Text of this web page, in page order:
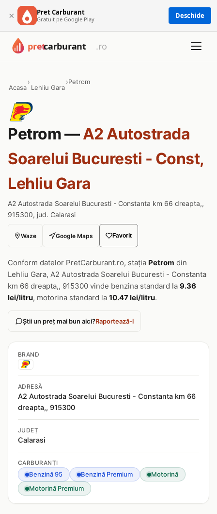
× Pret Carburant
Gratuit pe Google Play Deschide
Acasa
›
Lehliu Gara
›Petrom
Petrom —A2 Autostrada
Soarelui Bucuresti - Const,
Lehliu Gara
A2 Autostrada Soarelui Bucuresti - Constanta km 66 dreapta,,
915300, jud. Calarasi
Waze Google Maps Favorit
Conform datelor PretCarburant.ro, stația Petrom din
Lehliu Gara, A2 Autostrada Soarelui Bucuresti - Constanta
km 66 dreapta,, 915300 vinde benzina standard la 9.36
lei/litru, motorina standard la 10.47 lei/litru.
Știi un preț mai bun aici?Raportează-l
BRAND
ADRESĂ
A2 Autostrada Soarelui Bucuresti - Constanta km 66
dreapta,, 915300
JUDEȚ
Calarasi
CARBURANȚI
Benzină 95 Benzină Premium
Motorină
Motorină Premium